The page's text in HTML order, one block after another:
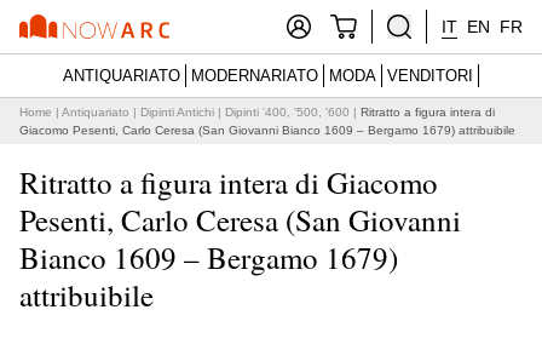
IT EN FR
ANTIQUARIATO MODERNARIATO MODA VENDITORI
Home | Antiquariato | Dipinti Antichi | Dipinti '400, '500, '600 | Ritratto a figura intera di
Giacomo Pesenti, Carlo Ceresa (San Giovanni Bianco 1609 – Bergamo 1679) attribuibile
Ritratto a figura intera di Giacomo
Pesenti, Carlo Ceresa (San Giovanni
Bianco 1609 – Bergamo 1679)
attribuibile